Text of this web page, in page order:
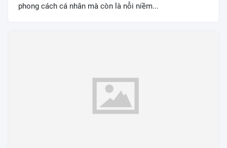
phong cách cá nhân mà còn là nỗi niềm...